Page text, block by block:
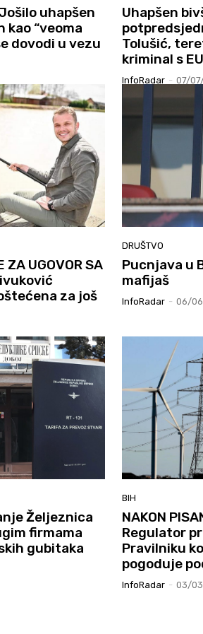
uhapšen
kao “veoma
dovodi u vezu
Uhapšen
Tolušić,
kriminal s
InfoRadar - 07/
ZA UGOVOR SA
za još
DRUŠTVO
Pucnjava u
mafijaš
InfoRadar - 06/
Željeznica
firmama
gubitaka
BIH
NAKON
Regulator
Pravilniku
pogoduje
InfoRadar - 03/